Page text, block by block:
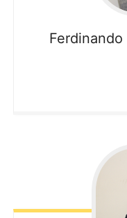
Ferdinando